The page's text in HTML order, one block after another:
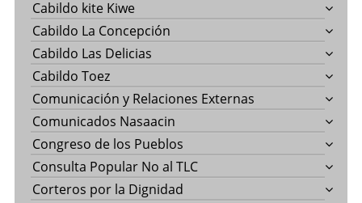
Cabildo kite Kiwe
Cabildo La Concepción
Cabildo Las Delicias
Cabildo Toez
Comunicación y Relaciones Externas
Comunicados Nasaacin
Congreso de los Pueblos
Consulta Popular No al TLC
Corteros por la Dignidad